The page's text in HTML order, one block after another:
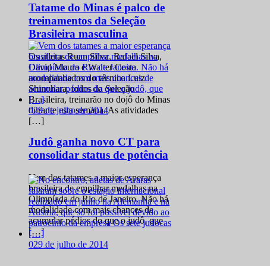
Tatame do Minas é palco de
treinamentos da Seleção
Brasileira masculina
Os atletas Ruan Silva, Rafael Silva,
David Moura e Walter Costa
acompanhados do técnico Luiz
Shinohara, todos da Seleção
Brasileira, treinarão no dojô do Minas
durante esta semana. As atividades
[…]
029 de julho de 2014
Judô ganha novo CT para
consolidar status de potência
Vem dos tatames a maior esperança
brasileira de empilhar medalhas na
Olimpíada do Rio de Janeiro. Não há
modalidade com mais chances de
acumular pódios do que o judô, que
[…]
029 de julho de 2014